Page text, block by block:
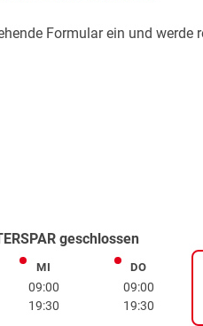
geschlossen
MIMittwoch
09:00
19:30
DODonnerstag
09:00
19:30